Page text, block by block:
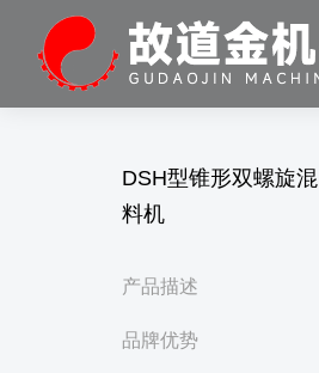
DSH型锥形双螺旋混
料机
产品描述
品牌优势